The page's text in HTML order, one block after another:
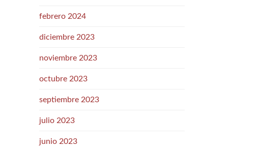
febrero 2024
diciembre 2023
noviembre 2023
octubre 2023
septiembre 2023
julio 2023
junio 2023